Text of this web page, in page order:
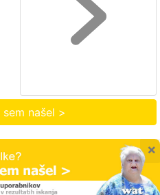
našel >
×